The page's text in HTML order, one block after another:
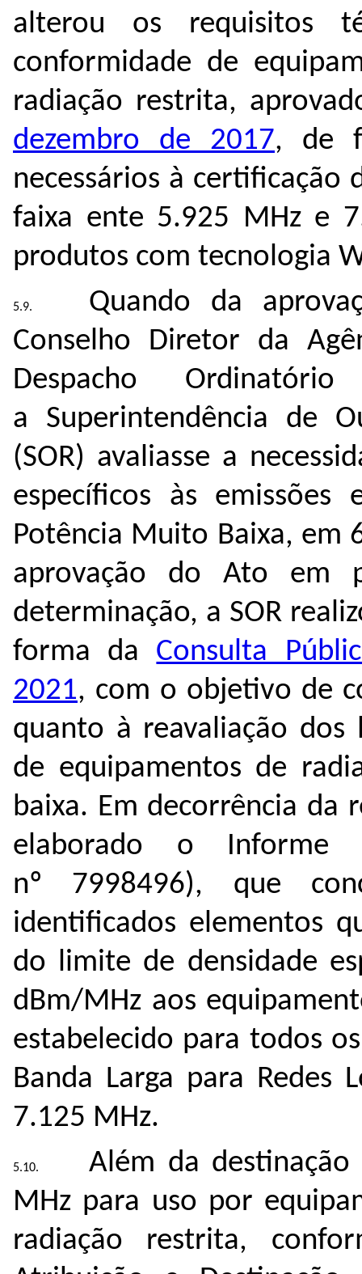
alterou os requisitos
conformidade de
radiação restrita,
dezembro de 2017, de
necessários à certificação
faixa ente 5.925 MHz e
produtos com tecnologia
Quando da
Conselho Diretor da
Despacho
a Superintendência de
(SOR) avaliasse a
específicos às emissões
Potência Muito Baixa, em
aprovação do Ato em
determinação, a SOR
forma da Consulta
2021, com o objetivo de
quanto à reavaliação dos
de equipamentos de
baixa. Em decorrência da
elaborado o Informe
nº 7998496), que
identificados elementos
do limite de densidade
dBm/MHz aos
estabelecido para todos
Banda Larga para Redes
7.125 MHz.
Além da
MHz para uso por
radiação restrita,